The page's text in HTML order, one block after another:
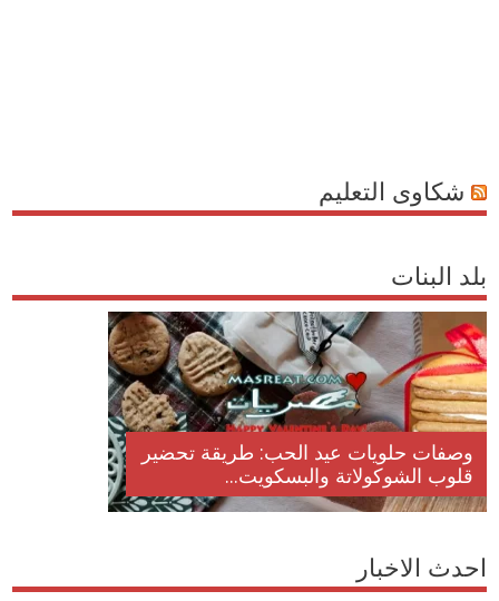
شكاوى التعليم
بلد البنات
وصفات حلويات عيد الحب: طريقة تحضير
قلوب الشوكولاتة والبسكويت...
احدث الاخبار